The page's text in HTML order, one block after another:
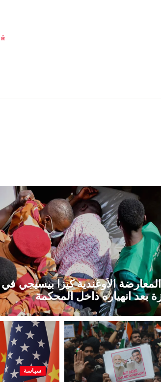
الأوغندية كيزا بيسيجي في
بعد انهياره داخل المحكمة
سياسة